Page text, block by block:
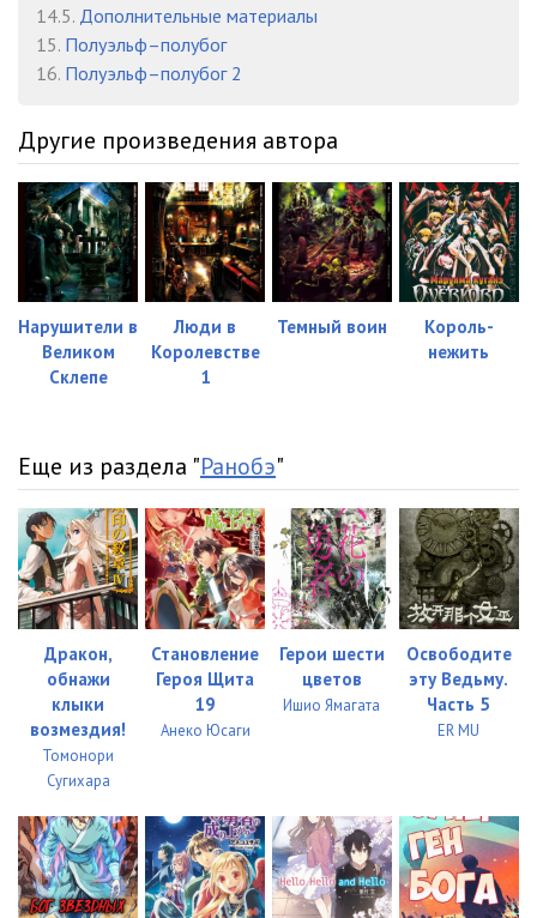
14.5. Дополнительные материалы
15. Полуэльф–полубог
16. Полуэльф–полубог 2
Другие произведения автора
Нарушители в
Великом
Склепе
Люди в
Королевстве
1
Темный воин
Король-
нежить
Еще из раздела "Ранобэ"
Дракон,
обнажи
клыки
возмездия!
Томонори
Сугихара
Становление
Героя Щита
19
Анеко Юсаги
Герои шести
цветов
Ишио Ямагата
Освободите
эту Ведьму.
Часть 5
ER MU